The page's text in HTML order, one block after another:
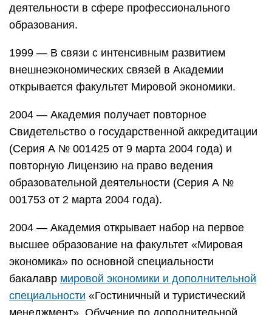
деятельности в сфере профессионального
образования.
1999 — В связи с интенсивным развитием
внешнеэкономических связей в Академии
открывается факультет Мировой экономики.
2004 — Академия получает повторное
Свидетельство о государственной аккредитации
(Серия А № 001425 от 9 марта 2004 года) и
повторную Лицензию на право ведения
образовательной деятельности (Серия А №
001753 от 2 марта 2004 года).
2004 — Академия открывает набор на первое
высшее образование на факультет «Мировая
экономика» по основной специальности
бакалавр мировой экономики и дополнительной
специальности «Гостиничный и туристический